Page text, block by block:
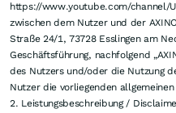
https://www.youtube.com/channel/
zwischen dem Nutzer und der
Straße 24/1, 73728 Esslingen am
Geschäftsführung, nachfolgend
des Nutzers und/oder die Nutzung
Nutzer die vorliegenden
2. Leistungsbeschreibung /